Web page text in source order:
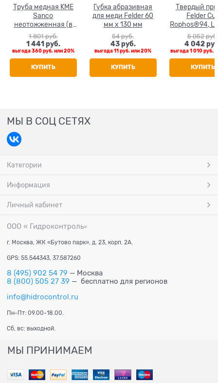
Труба медная KME
Sanco
неотожженная (в
штанге 5 м) 42 x 1.0
1 801 руб.
1 441 руб.
выгода360 руб.или20%
КУПИТЬ
Губка абразивная
для меди Felder 60
мм х 130 мм
54 руб.
43 руб.
выгода11 руб.или20%
КУПИТЬ
Твердый
Felder
Rophos®94,
ф 2 мм,
кг
5 052 руб.
4 042
выгода1 010 руб.
КУПИТЬ
МЫ В СОЦ СЕТЯХ
Категории
Информация
Личный кабинет
ООО « Гидроконтроль»
г. Москва, ЖК «Бутово парк», д. 23, корп. 2А.
GPS: 55.544343, 37.587260
8 (495) 902 54 79 — Москва
8 (800) 505 27 39 — бесплатно для регионов
info@hidrocontrol.ru
Пн-Пт: 09.00-18.00.
Сб, вс: выходной.
МЫ ПРИНИМАЕМ